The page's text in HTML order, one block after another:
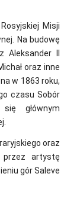
Misji
Na budowę
II
oraz inne
w 1863 roku,
czasu Sobór
głównym
oraz
przez artystę
gór Saleve